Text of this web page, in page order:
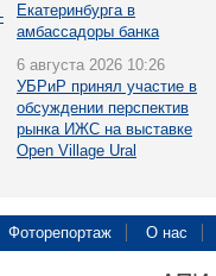
Екатеринбурга в
амбассадоры банка
6 августа 2026 10:26
УБРиР принял участие в
обсуждении перспектив
рынка ИЖС на выставке
Open Village Ural
Фоторепортаж О нас